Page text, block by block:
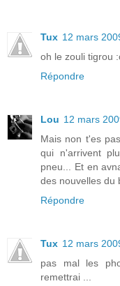
Tux 12 mars
oh le zouli tigrou
Répondre
Lou 12 mars
Mais non t'es
qui n'arrivent
pneu... Et en
des nouvelles du
Répondre
Tux 12 mars
pas mal les
remettrai ...